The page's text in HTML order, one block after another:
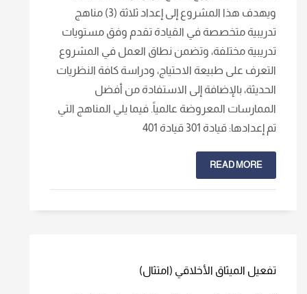
ويهدف هذا المشروع إلى إعداد ثلاثة (3) مناهج
تدريبية متخصصة في القيادة تقدم وفق مستويات
تدريبية مختلفة، وتضمن نطاق العمل في المشروع
التعرف على طبيعة الاحتياج، ودراسة كافة النظريات
الحديثة، بالإضافة إلى الاستفادة من أفضل
الممارسات المعروضة عالمياً. فيما يلي المناهج التي
تم إعدادها: قيادة 301 قيادة 401
READ MORE
تفعيل الميثاق الأخلاقي (امتثال)